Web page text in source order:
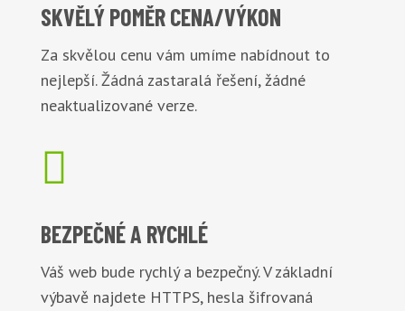
SKVĚLÝ POMĚRCENA/VÝKON
Za skvělou cenu vám umíme nabídnout to
nejlepší. Žádná zastaralá řešení, žádné
neaktualizované verze.

BEZPEČNÉA RYCHLÉ
Váš web bude rychlý a bezpečný. V základní
výbavě najdete HTTPS, hesla šifrovaná